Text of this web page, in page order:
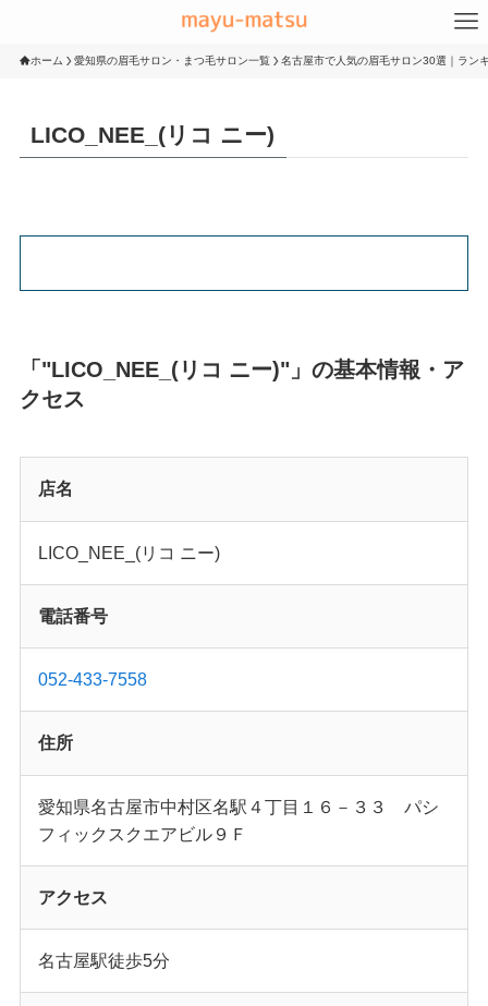
ホーム 愛知県の眉毛サロン・まつ毛サロン一覧 名古屋市で人気の眉毛サロン30選｜ラン
LICO_NEE_(リコ ニー)
「"LICO_NEE_(リコ ニー)"」の基本情報・ア
クセス
店名
LICO_NEE_(リコ ニー)
電話番号
052-433-7558
住所
愛知県名古屋市中村区名駅４丁目１６－３３ パシ
フィックスクエアビル９Ｆ
アクセス
名古屋駅徒歩5分